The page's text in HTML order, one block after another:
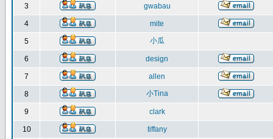
3 gwabau
4 mite
5 小瓜
6 design
7 allen
8 小Tina
9 clark
10 tiffany